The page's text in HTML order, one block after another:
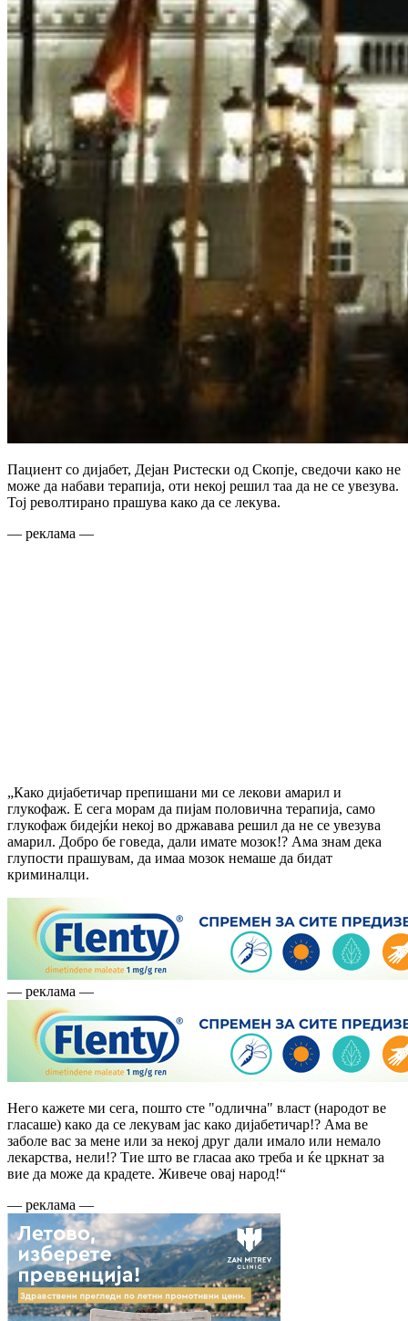
Пациент со дијабет, Дејан Ристески од Скопје, сведочи како не
може да набави терапија, оти некој решил таа да не се увезува.
Тој револтирано прашува како да се лекува.
— реклама —
„Како дијабетичар препишани ми се лекови амарил и
глукофаж. Е сега морам да пијам половична терапија, само
глукофаж бидејќи некој во државава решил да не се увезува
амарил. Добро бе говеда, дали имате мозок!? Ама знам дека
глупости прашувам, да имаа мозок немаше да бидат
криминалци.
— реклама —
Него кажете ми сега, пошто сте "одлична" власт (народот ве
гласаше) како да се лекувам јас како дијабетичар!? Ама ве
заболе вас за мене или за некој друг дали имало или немало
лекарства, нели!? Тие што ве гласаа ако треба и ќе цркнат за
вие да може да крадете. Живече овај народ!“
— реклама —